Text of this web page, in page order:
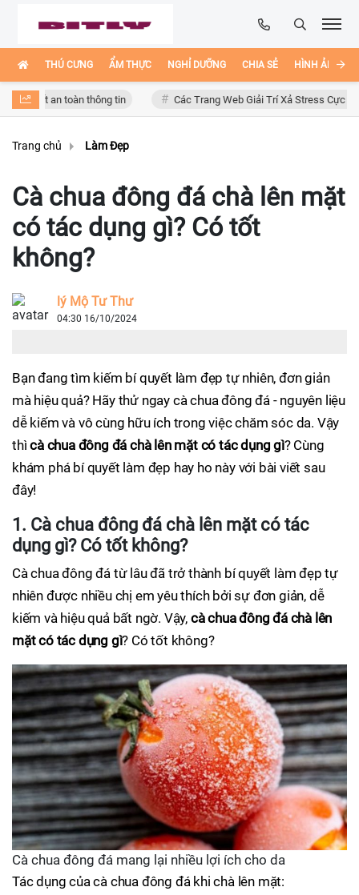
THÚ CƯNG ẨM THỰC NGHỈ DƯỠNG CHIA SẺ HÌNH ẢNH
an toàn thông tin Các Trang Web Giải Trí Xả Stress Cực Hay Ho
Trang chủ Làm Đẹp
Cà chua đông đá chà lên mặt
có tác dụng gì? Có tốt
không?
lý Mộ Tư Thư
04:30 16/10/2024
Bạn đang tìm kiếm bí quyết làm đẹp tự nhiên, đơn giản
mà hiệu quả? Hãy thử ngay cà chua đông đá - nguyên liệu
dễ kiếm và vô cùng hữu ích trong việc chăm sóc da. Vậy
thìcà chua đông đá chà lên mặt có tác dụng gì? Cùng
khám phá bí quyết làm đẹp hay ho này với bài viết sau
đây!
1. Cà chua đông đá chà lên mặt có tác
dụng gì? Có tốt không?
Cà chua đông đá từ lâu đã trở thành bí quyết làm đẹp tự
nhiên được nhiều chị em yêu thích bởi sự đơn giản, dễ
kiếm và hiệu quả bất ngờ. Vậy, cà chua đông đá chà lên
mặt có tác dụng gì? Có tốt không?
Cà chua đông đá mang lại nhiều lợi ích cho da
Tác dụng của cà chua đông đá khi chà lên mặt: